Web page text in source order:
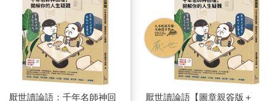
厭世讀論語：千年名師神回
厭世讀論語【圖章親簽版＋